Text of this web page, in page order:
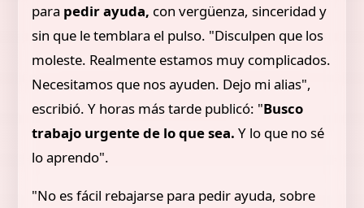
para pedir ayuda, con vergüenza, sinceridad y
sin que le temblara el pulso. "Disculpen que los
moleste. Realmente estamos muy complicados.
Necesitamos que nos ayuden. Dejo mi alias",
escribió. Y horas más tarde publicó: "Busco
trabajo urgente de lo que sea. Y lo que no sé
lo aprendo".
"No es fácil rebajarse para pedir ayuda, sobre